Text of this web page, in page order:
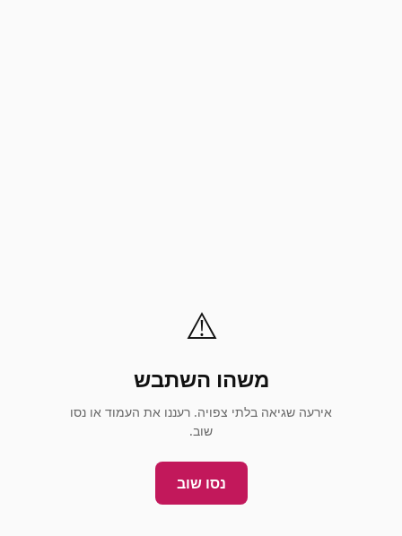
⚠️
משהו השתבש
אירעה שגיאה בלתי צפויה. רעננו את העמוד או נסו
שוב.
נסו שוב